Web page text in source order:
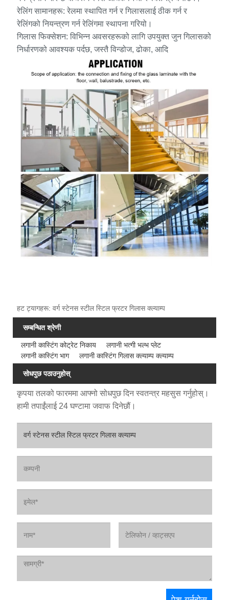
रेलिंग सामानहरू: रेलमा स्थापित गर्न र गिलासलाई ठीक गर्न र
रेलिंगको नियन्त्रण गर्न रेलिंगमा स्थापना गरियो।
गिलास फिक्सेशन: विभिन्न अवसरहरूको लागि उपयुक्त जुन गिलासको
निर्धारणको आवश्यक पर्दछ, जस्तै विन्डोज, ढोका, आदि
हट ट्यागहरू: वर्ग स्टेनस स्टील स्टिल फ्रटर गिलास क्ल्याम्प
सम्बन्धित श्रेणी
लगानी कास्टिंग कोट्रेट निकाय
लगानी भत्गी भल्भ प्लेट
लगानी कास्टिंग भाग
लगानी कास्टिंग गिलास क्ल्याम्प क्ल्याम्प
सोधपुछ पठाउनुहोस्
कृपया तलको फारममा आफ्नो सोधपुछ दिन स्वतन्त्र महसुस गर्नुहोस्।
हामी तपाईंलाई 24 घण्टामा जवाफ दिनेछौं।